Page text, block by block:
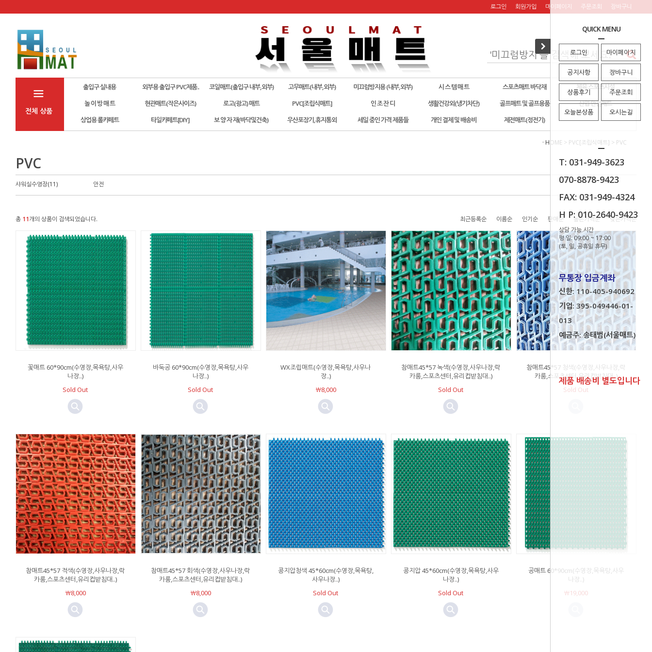
QUICK MENU
로그인 마이페이지
공지사항 장바구니
상품후기 주문조회
오늘본상품 오시는길
T: 031-949-3623
070-8878-9423
FAX: 031-949-4324
H P: 010-2640-9423
상담 가능 시간
평 일: 09:00 ~ 17:00
(토, 일, 공휴일 휴무)
무통장 입금계좌
신한: 110-405-940692
기업: 395-049446-01-
013
예금주: 송태범(서울매트)
제품 배송비 별도입니다
로그인 회원가입 마이페이지 주문조회 장바구니
전체 상품
출입구 실내용 외부용 출입구 PVC제품.. 코일매트(출입구 내부,외부) 고무매트(내부,외부) 미끄럼방지용 (내부,외부) 시 스 템 매 트 스포츠매트 바닥재
체육 스포츠시설
놀 이 방 매 트
현관매트(작은사이즈) 로고(광고) 매트 PVC[조립식매트] 인 조 잔 디 생활건강외(냉기차단) 골프매트 및 골프용품
산업 안전매트
상업용 롤카페트
타일카페트[DIY] 보 양 자 재(바닥및건축) 우산포장기,휴지통외 세일 중인 가격 제품들 개인 결제 및 배송비 제전매트(정전기)
· HOME > PVC[조립식매트] > PVC
PVC
샤워실수영장(11) 안전
총 11개의 상품이 검색되었습니다. 최근등록순 이름순 인기순 판매순 높은가격순 낮은가격순
꽃매트 60*90cm(수영장,목욕탕,사우
나장..)
Sold Out
바둑공 60*90cm(수영장,목욕탕,사우
나장..)
Sold Out
WX조립매트(수영장,목욕탕,사우나
장..)
￦8,000
참매트45*57 녹색(수영장,사우나장,락
카룸,스포츠센터,유리컵받침대..)
Sold Out
참매트45*57 청색(수영장,사우나장,락
카룸,스포츠센터,유리컵받침대..)
Sold Out
참매트45*57 적색(수영장,사우나장,락
카룸,스포츠센터,유리컵받침대..)
￦8,000
참매트45*57 회색(수영장,사우나장,락
카룸,스포츠센터,유리컵받침대..)
￦8,000
콩지압청색 45*60cm(수영장,목욕탕,
사우나장..)
Sold Out
콩지압 45*60cm(수영장,목욕탕,사우
나장..)
Sold Out
공매트 60*90cm(수영장,목욕탕,사우
나장..)
￦19,000